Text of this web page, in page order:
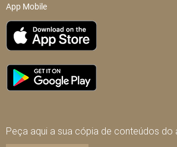
App Mobile
Peça aqui a sua cópia de conteúdos do